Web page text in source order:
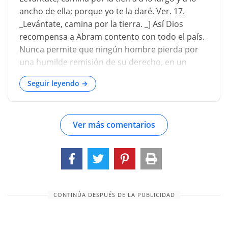
regresar al altar en Betel, parece reconocer que
debería haber permanecido allí durante el
hambre en dependencia de Dios. Cualquiera que
haya intentado un arrepentimiento práctico
similar, visible para su propia casa y que afecte
sabrá có
ancho de ella; porque yo te la daré. Ver. 17.
_Levántate, camina por la tierra. _] Así Dios
recompensa a Abram contento con todo el país.
Nunca permite que ningún hombre pierda por
una humilde remisión de su derecho, en un
deseo de paz. "Los mansos heredarán la tierra",
Mateo 5: 5 y tendrán el cielo para arrancar; que
fue lo principal aquí prometido a Abram, en esta
encuesta. Hebreos 11:10 _; _Hebreos 11:16...
Seguir leyendo →
Ver más comentarios
CONTINÚA DESPUÉS DE LA PUBLICIDAD